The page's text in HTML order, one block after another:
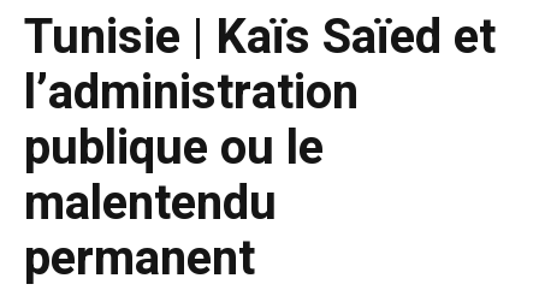
Tunisie | Kaïs Saïed et
l’administration
publique ou le
malentendu
permanent